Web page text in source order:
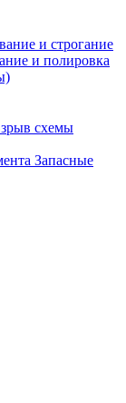
и строгание
и полировка
схемы
Запасные